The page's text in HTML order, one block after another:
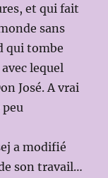
et qui fait
sans
qui tombe
lequel
José. A vrai
a modifié
son travail…